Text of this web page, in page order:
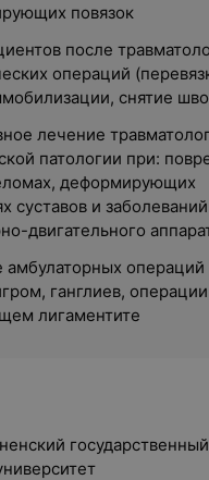
повязок
после
операций
снятие
лечение
патологии при:
деформирующих
суставов и
двигательного
операций
ганглиев,
лигаментите
государственный